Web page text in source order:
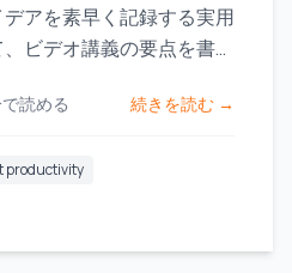
アを素早く記録する実用
ビデオ講義の要点を書き
読める 続きを読む →
productivity